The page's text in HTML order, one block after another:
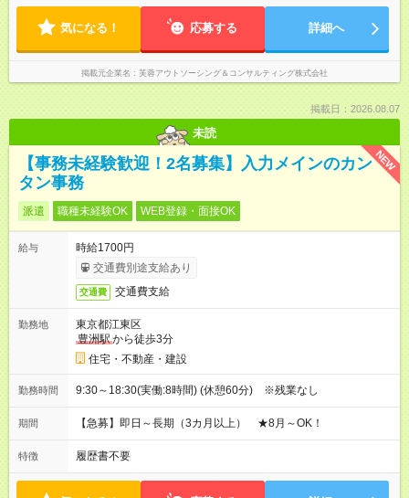
気になる！ 応募する 詳細へ
掲載元企業名 芙蓉アウトソーシング＆コンサルティング株式会社
掲載日：2026.08.07
未読
NEW
【事務未経験歓迎！2名募集】入力メインのカン
タン事務
派遣 職種未経験OK WEB登録・面接OK
給与
時給1700円
交通費別途支給あり
交通費 交通費支給
勤務地
東京都江東区
豊洲駅から徒歩3分
住宅・不動産・建設
勤務時間 9:30～18:30(実働:8時間) (休憩60分) ※残業なし
期間 【急募】即日～長期（3カ月以上） ★8月～OK！
特徴 履歴書不要